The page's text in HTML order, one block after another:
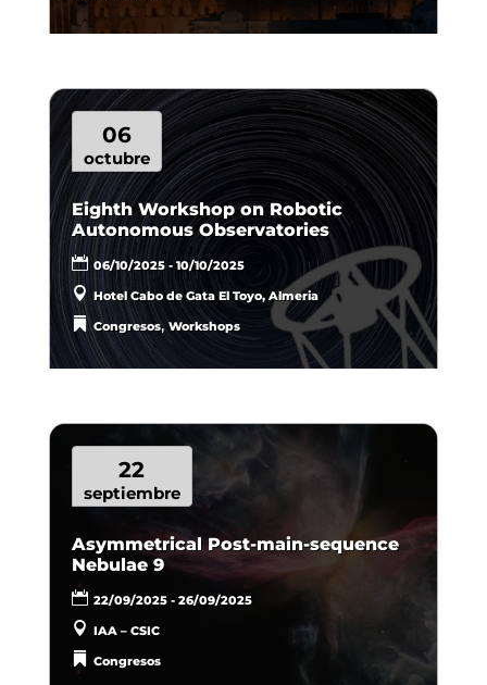
06
octubre
Eighth Workshop on Robotic
Autonomous Observatories
06/10/2025 - 10/10/2025
Hotel Cabo de Gata El Toyo, Almeria
Congresos, Workshops
22
septiembre
Asymmetrical Post-main-sequence
Nebulae 9
22/09/2025 - 26/09/2025
IAA – CSIC
Congresos